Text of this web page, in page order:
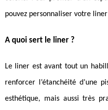
pouvez personnaliser votre
A quoi sert le liner ?
Le liner est avant tout un
renforcer l’étanchéité d’une
esthétique, mais aussi très